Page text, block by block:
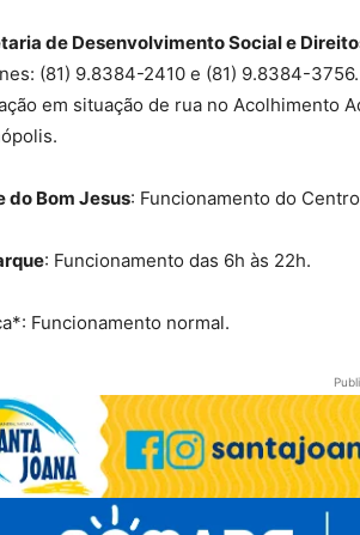
de Desenvolvimento Social e
(81) 9.8384-2410 e (81) 9.8384-
em situação de rua no Acolhimento
do Bom Jesus: Funcionamento do
: Funcionamento das 6h às 22h.
Funcionamento normal.